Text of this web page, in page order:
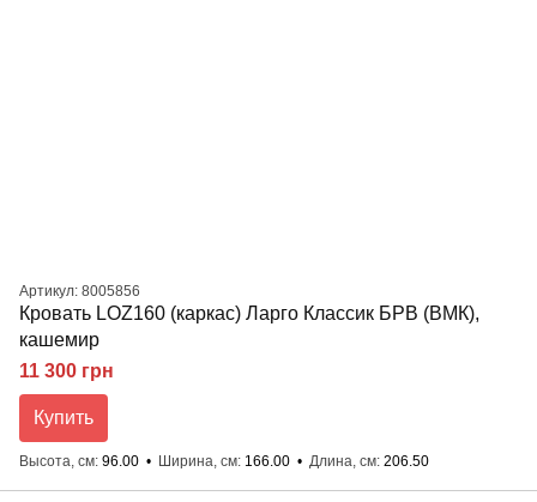
Артикул: 8005856
Кровать LOZ160 (каркас) Ларго Классик БРВ (ВМК),
кашемир
11 300 грн
Купить
Высота, см 96.00 Ширина, см 166.00 Длина, см 206.50